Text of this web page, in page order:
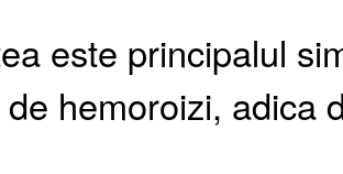
este principalul
hemoroizi, adica